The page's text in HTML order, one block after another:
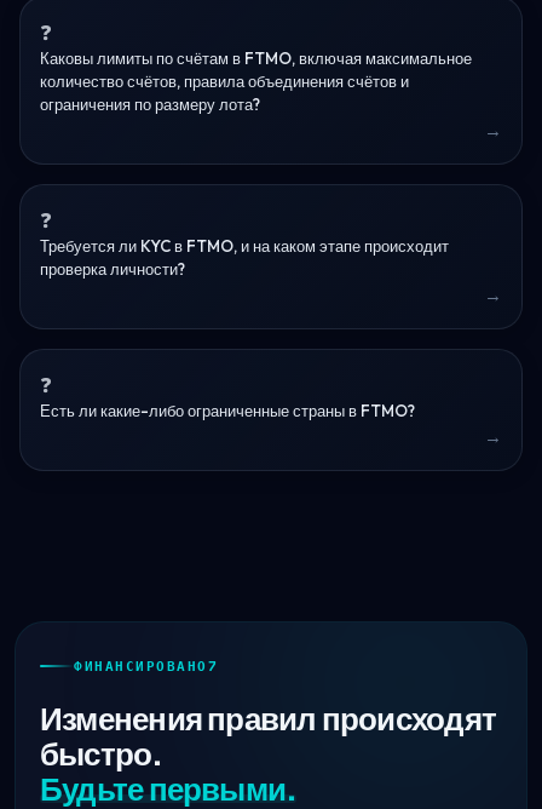
Каковы лимиты по счётам в FTMO, включая максимальное
количество счётов, правила объединения счётов и
ограничения по размеру лота?
Требуется ли KYC в FTMO, и на каком этапе происходит
проверка личности?
Есть ли какие-либо ограниченные страны в FTMO?
ФИНАНСИРОВАНО7
Изменения правил происходят
быстро.
Будьте первыми.